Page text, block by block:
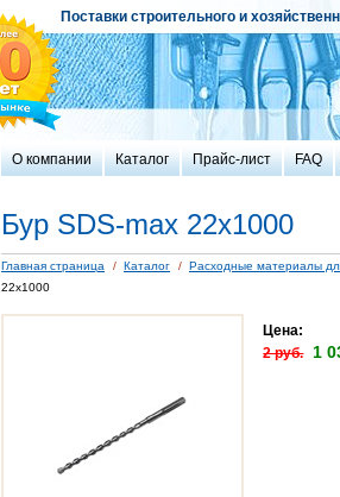
Поставки строительного и
О компании Каталог Прайс-лист FAQ
Бур SDS-max 22х1000
Главная страница / Каталог / Расходные материалы
22х1000
Цена:
2 руб.
1